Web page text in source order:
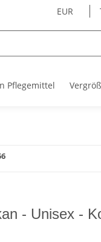
EUR
Pflegemittel
- Unisex -